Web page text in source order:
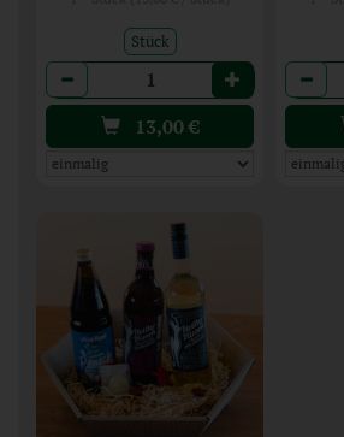
Stück
Anzahl
13,00€
Anzahl